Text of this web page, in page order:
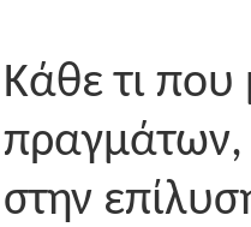
Κάθε τι
πραγμάτων,
στην